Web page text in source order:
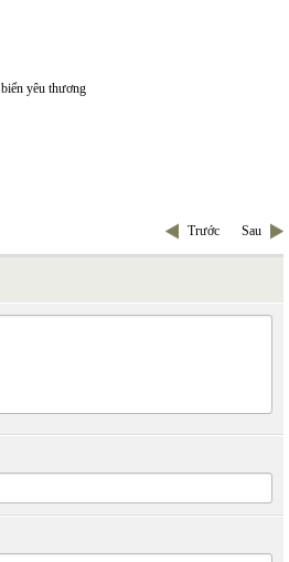
yêu thương
Trước Sau